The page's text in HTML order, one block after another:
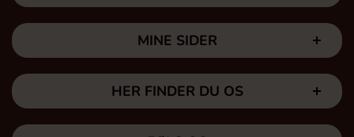
MINE SIDER
HER FINDER DU OS